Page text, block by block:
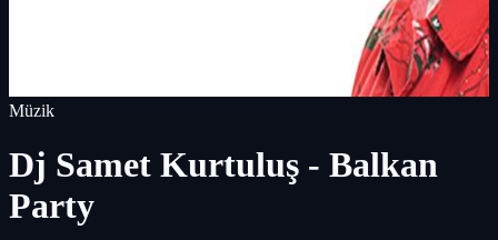
Müzik
Dj Samet Kurtuluş - Balkan
Party